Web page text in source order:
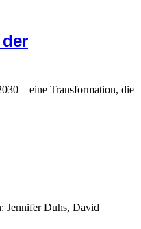
– eine Transformation, die
Jennifer Duhs, David